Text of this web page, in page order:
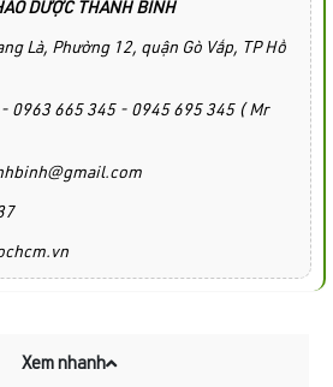
DƯỢC THANH BÌNH
Là, Phường 12, quận Gò Vấp, TP Hồ
0963 665 345 - 0945 695 345 ( Mr
Xem nhanh